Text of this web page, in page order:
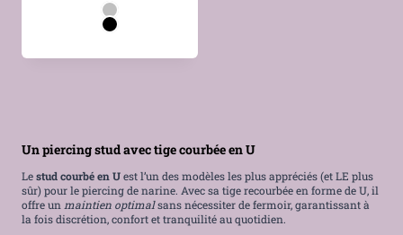
Un piercing stud avec tige courbée en U
Lestud courbé en Uest l’un des modèles les plus appréciés (et LE plus
sûr) pour le piercing de narine. Avec sa tige recourbée en forme de U, il
offre un maintien optimalsans nécessiter de fermoir, garantissant à
la fois discrétion, confort et tranquilité au quotidien.